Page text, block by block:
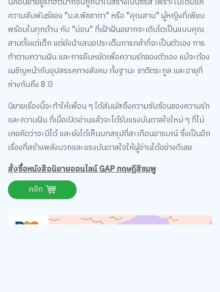
ความสัมพันธ์ของ "ม.ล.พิชชาภา" หรือ "คุณสาม" ผู้หญิงที่เพียบ
พร้อมในทุกด้าน กับ "ม่อน" ที่เฝ้าฝันอยากจะเติบโตเป็นแบบคุณ
สามตั้งแต่เด็ก แต่ยังนำเสนอประเด็นการกล้าที่จะเป็นตัวเอง การ
ทำตามความฝัน และการยืนหยัดเพื่อความรักของตัวเอง แม้จะต้อง
เผชิญหน้ากับอุปสรรคทางสังคม ทั้งฐานะ ชาติตระกูล และอายุที่
ห่างกันถึง 8 ปี
และความฝัน ที่เมื่อเปิดอ่านแล้วจะได้รับแรงบันดาลใจใหม่ ๆ ที่ไม่
เคยคิดว่าจะมีได้ และยังได้เห็นบทสรุปที่สะเทือนอารมณ์ ซึ่งเป็นอีก
เรื่องที่สร้างพลังบวกและแรงบันดาลใจให้ผู้อ่านได้อย่างดีเลย
คลิก